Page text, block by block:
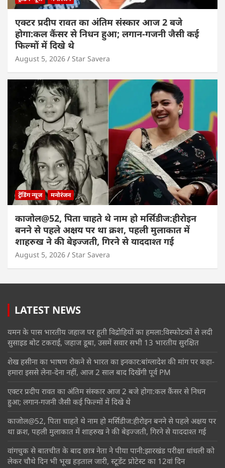
एक्टर प्रदीप रावत का अंतिम संस्कार आज 2 बजे
होगा:कल कैंसर से निधन हुआ; लगान-गजनी जैसी कई
फिल्मों में दिखे थे
August 5, 2026 Star Savera
ट्रेंडिंग न्यूज मनोरंजन
काजोल@52, पिता चाहते थे नाम हो मर्सिडीज:हीरोइन
बनने से पहले अक्षय पर था क्रश, पहली मुलाकात में
शाहरुख ने की बेइज्जती, गिरने से याददाश्त गई
August 5, 2026 Star Savera
LATEST NEWS
यमन के पास भारतीय जहाज पर हूती विद्रोहियों का हमला:विस्फोटकों से लदी
सुसाइड बोट टकराई, जहाज डूबा, उसमें सवार सभी 13 भारतीय सुरक्षित
शेख हसीना का भाषण रोकने से भारत का इनकार:बांग्लादेश की मांग पर कहा-
हमारा इससे लेना-देना नहीं, आज 2 साल बाद दिखेंगी पूर्व PM
एक्टर प्रदीप रावत का अंतिम संस्कार आज 2 बजे होगा:कल कैंसर से निधन
हुआ; लगान-गजनी जैसी कई फिल्मों में दिखे थे
काजोल@52, पिता चाहते थे नाम हो मर्सिडीज:हीरोइन बनने से पहले अक्षय पर
था क्रश, पहली मुलाकात में शाहरुख ने की बेइज्जती, गिरने से याददाश्त गई
वांगचुक से बातचीत के बाद छात्र नेता ने पीया पानी:झारखंड परीक्षा धांधली को
लेकर चौथे दिन भी भूख हड़ताल जारी, स्टूडेंट प्रोटेस्ट का 12वां दिन